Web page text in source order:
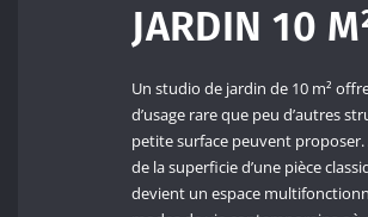
JARDIN 10
Un studio de jardin de 10 m²
d’usage rare que peu d’autres
petite surface peuvent proposer.
de la superficie d’une pièce
devient un espace